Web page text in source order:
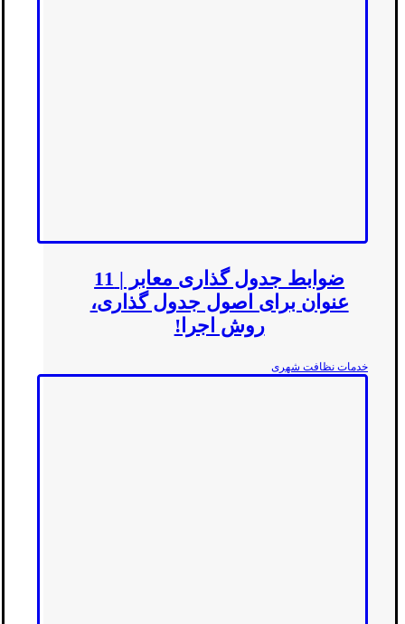
ضوابط جدول گذاری معابر | 11
عنوان برای اصول جدول گذاری،
روش اجرا!
خدمات نظافت شهری